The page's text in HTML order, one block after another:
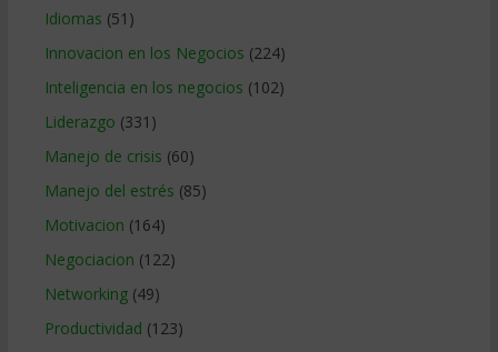
Idiomas (51)
Innovacion en los Negocios (224)
Inteligencia en los negocios (102)
Liderazgo (331)
Manejo de crisis (60)
Manejo del estrés (85)
Motivacion (164)
Negociacion (122)
Networking(49)
Productividad (123)